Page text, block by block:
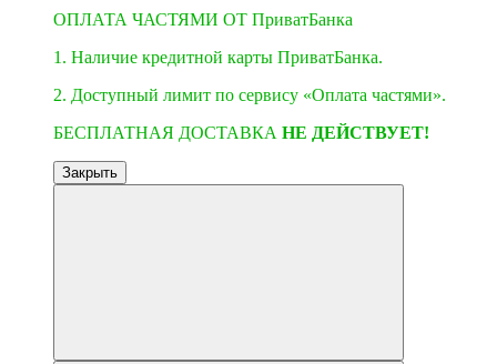
ОПЛАТА ЧАСТЯМИ ОТ ПриватБанка
1. Наличие кредитной карты ПриватБанка.
2. Доступный лимит по сервису «Оплата частями».
БЕСПЛАТНАЯ ДОСТАВКА НЕ ДЕЙСТВУЕТ!
Закрыть